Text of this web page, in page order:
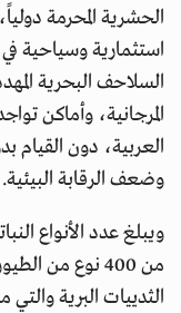
الحشرية المحرمة
استثمارية وسياحية
السلاحف البحرية
المرجانية، وأماكن
العربية، دون القيام
وضعف الرقابة البيئية.